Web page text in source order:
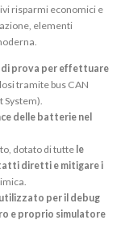
risparmi economici e
elementi
di prova per effettuare
tramite bus CAN
delle batterie nel
dotato di tutte le
diretti e mitigare i
per il debug
e proprio simulatore